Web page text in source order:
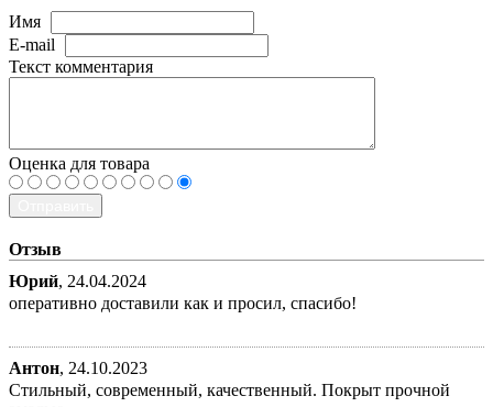
Имя
E-mail
Текст комментария
Оценка для товара
Отзыв
Юрий, 24.04.2024
оперативно доставили как и просил, спасибо!
Антон, 24.10.2023
Стильный, современный, качественный. Покрыт прочной